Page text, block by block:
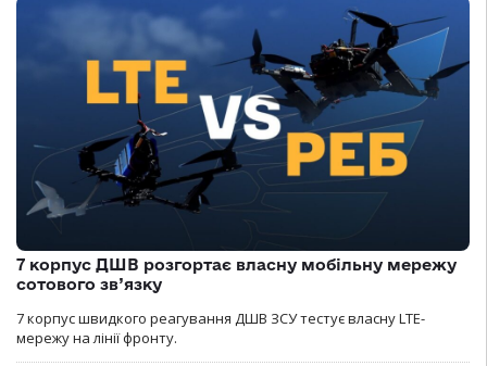
7 корпус ДШВ розгортає власну мобільну мережу
сотового зв’язку
7 корпус швидкого реагування ДШВ ЗСУ тестує власну LTE-
мережу на лінії фронту.